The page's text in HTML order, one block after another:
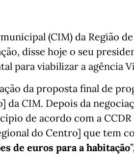
(CIM) da Região
disse hoje o seu
para viabilizar a agência
da proposta final de
CIM. Depois da
de acordo com a
do Centro] que tem
de euros para a habitação